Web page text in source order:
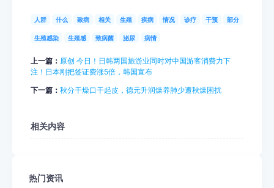
人群 什么 致病 相关 生殖 疾病 情况 诊疗 干预 部分
生殖感染 生殖感 致病菌 泌尿 病情
上一篇： 原创 今日！日韩两国旅游业同时对中国游客消费力下
注！日本刚把签证费涨5倍，韩国宣布
下一篇： 秋分干燥口干起皮，德元升润燥养肺少遭秋燥困扰
相关内容
热门资讯